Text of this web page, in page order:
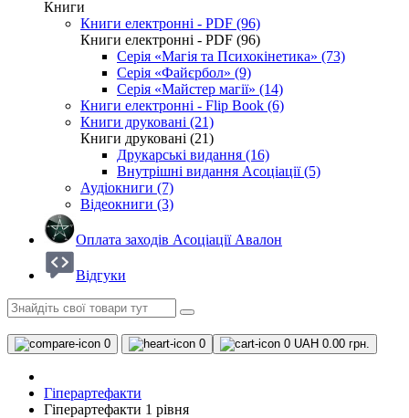
Книги
Книги електронні - PDF (96)
Книги електронні - PDF (96)
Серія «Магія та Психокінетика» (73)
Серія «Файєрбол» (9)
Серія «Майстер магії» (14)
Книги електронні - Flip Book (6)
Книги друковані (21)
Книги друковані (21)
Друкарські видання (16)
Внутрішні видання Асоціації (5)
Аудіокниги (7)
Відеокниги (3)
Оплата заходів Асоціації Авалон
Відгуки
0 0 0 UAH 0.00 грн.
Гіперартефакти
Гіперартефакти 1 рівня